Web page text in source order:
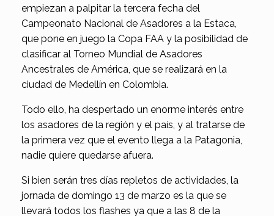
empiezan a palpitar la tercera fecha del
Campeonato Nacional de Asadores a la Estaca,
que pone en juego la Copa FAA y la posibilidad de
clasificar al Torneo Mundial de Asadores
Ancestrales de América, que se realizará en la
ciudad de Medellín en Colombia.
Todo ello, ha despertado un enorme interés entre
los asadores de la región y el país, y al tratarse de
la primera vez que el evento llega a la Patagonia,
nadie quiere quedarse afuera.
Si bien serán tres días repletos de actividades, la
jornada de domingo 13 de marzo es la que se
llevará todos los flashes ya que a las 8 de la